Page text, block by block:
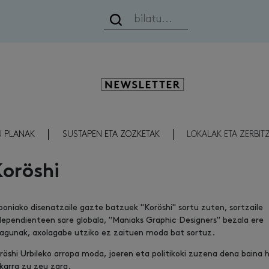
Newsletter
PLANAK SUSTAPEN ETA ZOZKETAK LOKALAK ETA
disenatzaile gazte batzuek "Koröshi" sortu zuten, sortzaile
sare globala, "Maniaks Graphic Designers" bezala ere
axolagabe utziko ez zaituen moda bat sortuz.
Urbileko arropa moda, joeren eta politikoki zuzena dena
zu zeu zara.